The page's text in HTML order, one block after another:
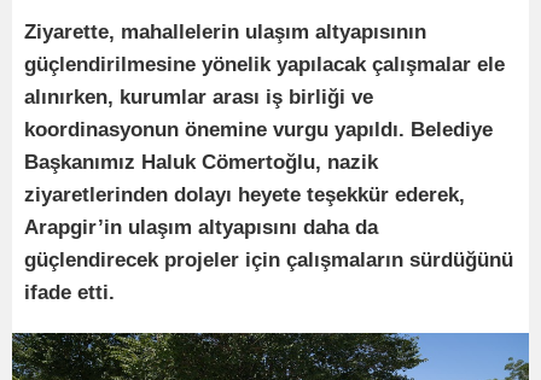
Ziyarette, mahallelerin ulaşım altyapısının
güçlendirilmesine yönelik yapılacak çalışmalar ele
alınırken, kurumlar arası iş birliği ve
koordinasyonun önemine vurgu yapıldı. Belediye
Başkanımız Haluk Cömertoğlu, nazik
ziyaretlerinden dolayı heyete teşekkür ederek,
Arapgir’in ulaşım altyapısını daha da
güçlendirecek projeler için çalışmaların sürdüğünü
ifade etti.